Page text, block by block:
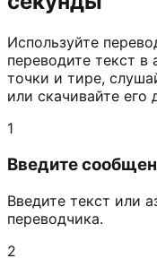
Используйте
переводите текст
точки и тире,
или скачивайте его
1
Введите
Введите текст или
переводчика.
2